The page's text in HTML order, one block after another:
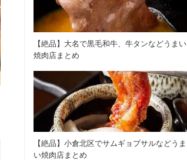
【絶品】大名で黒毛和牛、牛タンなどうまい
焼肉店まとめ
【絶品】小倉北区でサムギョプサルなどうま
い焼肉店まとめ